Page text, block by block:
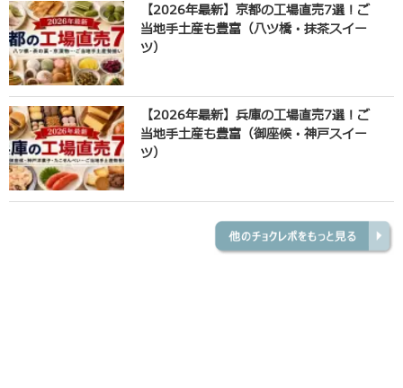
【2026年最新】京都の工場直売7選！ご
当地手土産も豊富（八ツ橋・抹茶スイー
ツ）
【2026年最新】兵庫の工場直売7選！ご
当地手土産も豊富（御座候・神戸スイー
ツ）